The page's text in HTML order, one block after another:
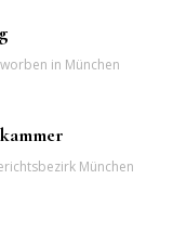
in München
München